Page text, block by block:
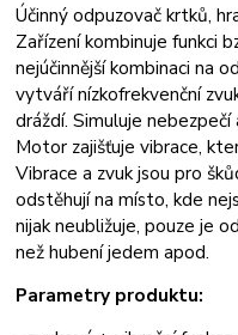
Účinný odpuzovač krtků,
Zařízení kombinuje funkci
nejúčinnější kombinaci na
vytváří nízkofrekvenční
dráždí. Simuluje
Motor zajišťuje vibrace,
Vibrace a zvuk jsou pro
odstěhují na místo, kde
nijak neubližuje, pouze je
než hubení jedem apod.
Parametry produktu: